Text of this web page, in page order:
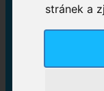
stránek a